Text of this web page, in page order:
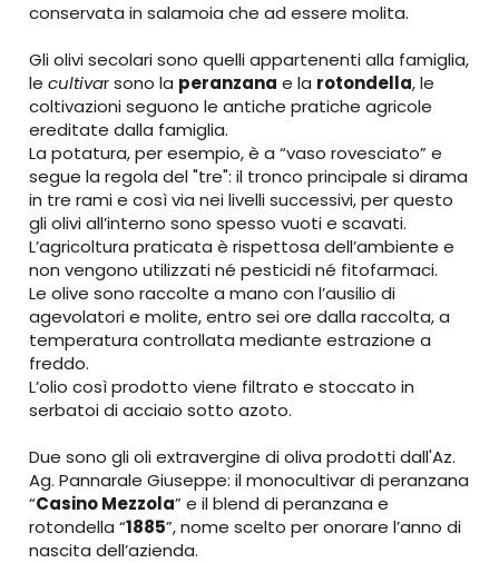
conservata in salamoia che ad essere molita.
Gli olivi secolari sono quelli appartenenti alla famiglia,
lecultivar sono la peranzana e la rotondella, le
coltivazioni seguono le antiche pratiche agricole
ereditate dalla famiglia.
La potatura, per esempio, è a “vaso rovesciato” e
segue la regola del "tre": il tronco principale si dirama
in tre rami e così via nei livelli successivi, per questo
gli olivi all’interno sono spesso vuoti e scavati.
L’agricoltura praticata è rispettosa dell’ambiente e
non vengono utilizzati né pesticidi né fitofarmaci.
Le olive sono raccolte a mano con l’ausilio di
agevolatori e molite, entro sei ore dalla raccolta, a
temperatura controllata mediante estrazione a
freddo.
L’olio così prodotto viene filtrato e stoccato in
serbatoi di acciaio sotto azoto.
Due sono gli oli extravergine di oliva prodotti dall'Az.
Ag. Pannarale Giuseppe: il monocultivar di peranzana
“Casino Mezzola” e il blend di peranzana e
rotondella “1885”, nome scelto per onorare l’anno di
nascita dell’azienda.